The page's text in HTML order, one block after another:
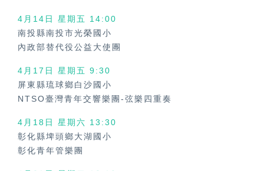
4月14日 星期五
14:00
南投縣南投市光榮國小
內政部替代役公益大使團
4月17日 星期五 9:30
屏東縣琉球鄉白沙國小
NTSO臺灣青年交響樂團-弦樂四重奏
4月18日 星期六 13:30
彰化縣埤頭鄉大湖國小
彰化青年管樂團